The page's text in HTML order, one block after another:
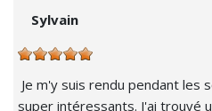
Sylvain
Je m'y suis rendu pendant les
super intéressants. J'ai trouvé